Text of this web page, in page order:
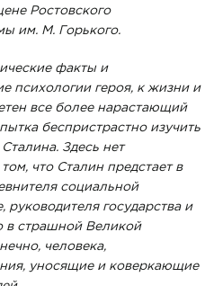
Ростовского
им. М. Горького.
факты и
психологии героя, к жизни и
все более нарастающий
беспристрастно изучить
Здесь нет
что Сталин предстает в
социальной
руководителя государства и
в страшной Великой
человека,
уносящие и коверкающие